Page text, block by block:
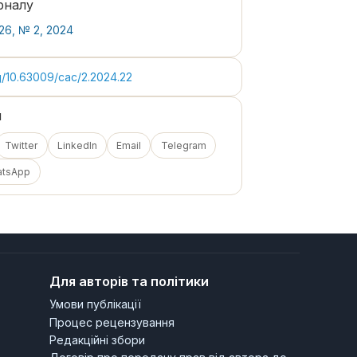
№ 2, 2024
cac/2.2024.22
Twitter LinkedIn Email Telegram
Для авторів та політики
Умови публікації
Процес рецензування
Редакційні збори